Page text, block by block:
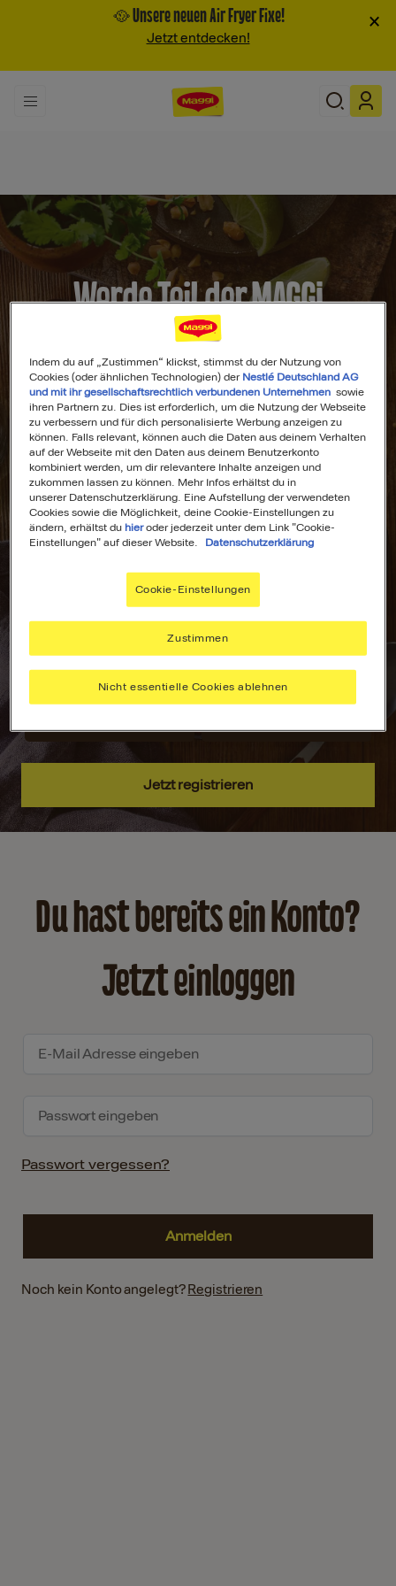
🥘 Unsere neuen Air Fryer Fixe!
Jetzt entdecken!
×
Werde Teil der MAGGI
Community
All Deine
Lieblingsrezepte
an einem Ort!
suchen –
speichere deine
aller liebsten
Rezepte, sammle
Inspiration und
hab alles immer
griffbereit.
Dein
Wochenplaner für
stressfreies
Kochen!
Plane deine
Mahlzeiten mit
dem MAGGI
passend zu
deinen Vorlieben.
Jetzt registrieren
Du hast bereits ein Konto?
Jetzt einloggen
Passwort vergessen?
Noch kein Konto angelegt? Registrieren
Indem du auf „Zustimmen“ klickst, stimmst du der Nutzung von
Cookies (oder ähnlichen Technologien) der Nestlé Deutschland AG
und mit ihr gesellschaftsrechtlich verbundenen Unternehmen sowie
ihren Partnern zu. Dies ist erforderlich, um die Nutzung der Webseite
zu verbessern und für dich personalisierte Werbung anzeigen zu
können. Falls relevant, können auch die Daten aus deinem Verhalten
auf der Webseite mit den Daten aus deinem Benutzerkonto
kombiniert werden, um dir relevantere Inhalte anzeigen und
zukommen lassen zu können. Mehr Infos erhältst du in
unserer Datenschutzerklärung. Eine Aufstellung der verwendeten
Cookies sowie die Möglichkeit, deine Cookie-Einstellungen zu
ändern, erhältst du hieroder jederzeit unter dem Link "Cookie-
Einstellungen" auf dieser Website.
Datenschutzerklärung
Cookie-Einstellungen
Nicht essentielle Cookies ablehnen
Zustimmen